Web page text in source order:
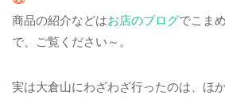
商品の紹介などはお店のブログでこま
で、ご覧ください～。
実は大倉山にわざわざ行ったのは、ほ